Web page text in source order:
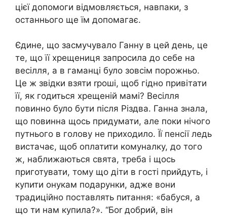
цієї допомоги відмовляється, навпаки, з
останнього ще їм допомагає.
Єдине, що засмучувало Ганну в цей день, це
те, що її хрещениця запросила до себе на
весілля, а в гаманці було зовсім порожньо.
Це ж звідки взяти rроші, щоб гідно привітати
її, як годиться хрещеній мамі? Весілля
повинно було бути після Різдва. Ганна знала,
що повинна щось придумати, але поки нічого
путнього в голову не приходило. Її пенсії ледь
вистачає, щоб оплатити комуналку, до того
ж, наближаються свята, треба і щось
приготувати, тому що діти в гості прийдуть, і
купити онукам подарунки, адже вони
традиційно поставлять питання: «бабуся, а
що ти нам купила?». “Боr добрий, він